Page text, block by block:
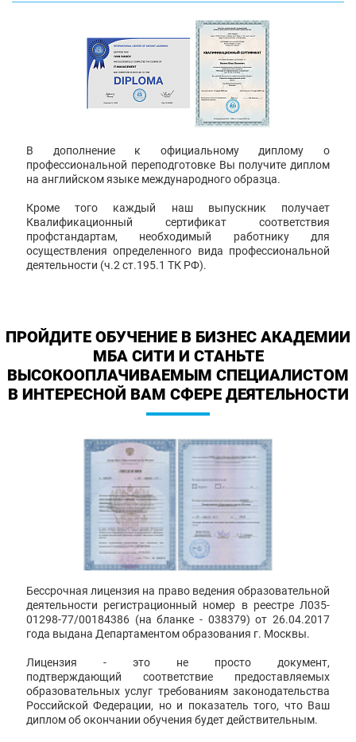
В дополнение к официальному диплому о
профессиональной переподготовке Вы получите диплом
на английском языке международного образца.
Кроме того каждый наш выпускник получает
Квалификационный сертификат соответствия
профстандартам, необходимый работнику для
осуществления определенного вида профессиональной
деятельности (ч.2 ст.195.1 ТК РФ).
ПРОЙДИТЕ ОБУЧЕНИЕ В БИЗНЕС АКАДЕМИИ
МБА СИТИ И СТАНЬТЕ
ВЫСОКООПЛАЧИВАЕМЫМ СПЕЦИАЛИСТОМ
В ИНТЕРЕСНОЙ ВАМ СФЕРЕ ДЕЯТЕЛЬНОСТИ
Бессрочная лицензия на право ведения образовательной
деятельности регистрационный номер в реестре Л035-
01298-77/00184386 (на бланке - 038379) от 26.04.2017
года выдана Департаментом образования г. Москвы.
Лицензия - это не просто документ,
подтверждающий соответствие предоставляемых
образовательных услуг требованиям законодательства
Российской Федерации, но и показатель того, что Ваш
диплом об окончании обучения будет действительным.